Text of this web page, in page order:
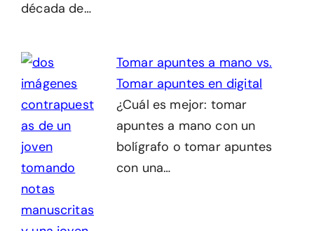
década de…
Tomar apuntes a mano vs.
Tomar apuntes en digital
¿Cuál es mejor: tomar
apuntes a mano con un
bolígrafo o tomar apuntes
con una…